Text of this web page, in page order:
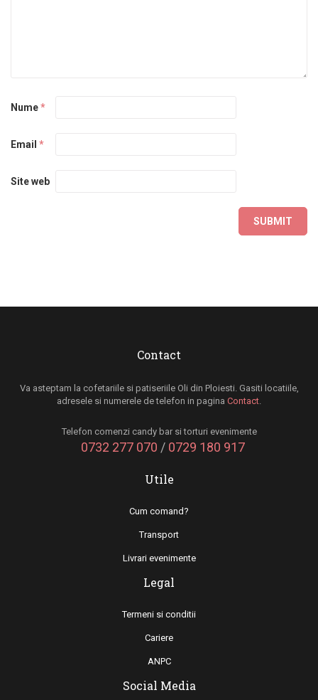
Nume*
Email *
Site web
Contact
Va asteptam la cofetariile si patiseriile Oli din Ploiesti. Gasiti locatiile,
adresele si numerele de telefon in pagina Contact.
Telefon comenzi candy bar si torturi evenimente
0732 277 070 / 0729 180 917
Utile
Cum comand?
Transport
Livrari evenimente
Legal
Termeni si conditii
Cariere
ANPC
Social Media